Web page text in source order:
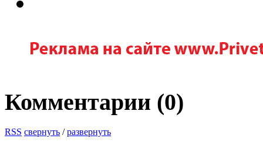
Комментарии (0)
RSS свернуть /развернуть